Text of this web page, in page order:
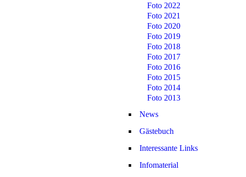
Foto 2022
Foto 2021
Foto 2020
Foto 2019
Foto 2018
Foto 2017
Foto 2016
Foto 2015
Foto 2014
Foto 2013
News
Gästebuch
Interessante Links
Infomaterial